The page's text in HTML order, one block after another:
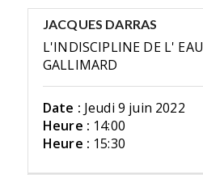
JACQUES DARRAS
L'INDISCIPLINE DE L' EAU
GALLIMARD
Date : Jeudi 9 juin 2022
Heure : 14:00
Heure : 15:30